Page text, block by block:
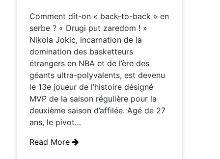
Comment dit-on « back-to-back » en
serbe ? « Drugi put zaredom ! »
Nikola Jokic, incarnation de la
domination des basketteurs
étrangers en NBA et de l’ère des
géants ultra-polyvalents, est devenu
le 13e joueur de l’histoire désigné
MVP de la saison régulière pour la
deuxième saison d’affilée. Agé de 27
ans, le pivot…
Read More